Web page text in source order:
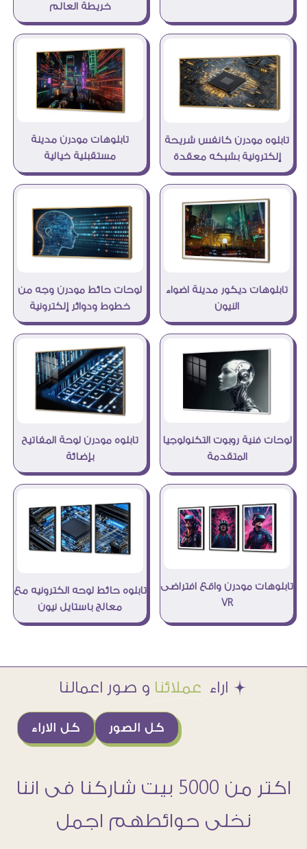
خريطة العالم
تابلوه مودرن كانفس شريحة
إلكترونية بشبكه معقدة
تابلوهات مودرن مدينة
مستقبلية خيالية
تابلوهات ديكور مدينة اضواء
النيون
لوحات حائط مودرن وجه من
خطوط ودوائر إلكترونية
لوحات فنية روبوت التكنولوجيا
المتقدمة
تابلوه مودرن لوحة المفاتيح
بإضائة
تابلوهات مودرن واقع افتراضى
VR
تابلوه حائط لوحه الكترونيه مع
معالج باستايل نيون
Æ اراء عملائنا و صور اعمالنا
كل الاراء كل الصور
اكتر من 5000 بيت شاركنا فى اننا
نخلى حوائطهم اجمل